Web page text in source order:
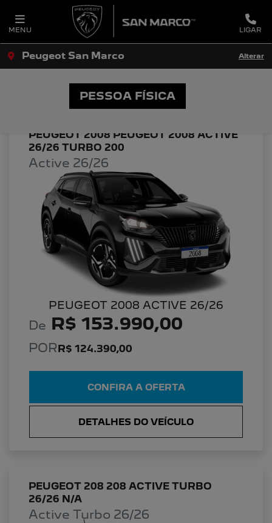
MENU LIGAR
Peugeot San Marco Alterar
PESSOA FÍSICA
OFERTAS PEUGEOT SAN MARCO
PEUGEOT 2008 PEUGEOT 2008 ACTIVE
26/26 TURBO 200
Active 26/26
PEUGEOT 2008 ACTIVE 26/26
De R$ 153.990,00
PORR$ 124.390,00
CONFIRA A OFERTA
DETALHES DO VEÍCULO
PEUGEOT 208 208 ACTIVE TURBO
26/26 N/A
Active Turbo 26/26